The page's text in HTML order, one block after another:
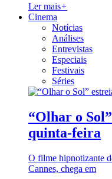
Ler mais+
Cinema
Notícias
Análises
Entrevistas
Especiais
Festivais
Séries
“Olhar o
quinta-feira
O filme hipnotizante
Cannes, chega em